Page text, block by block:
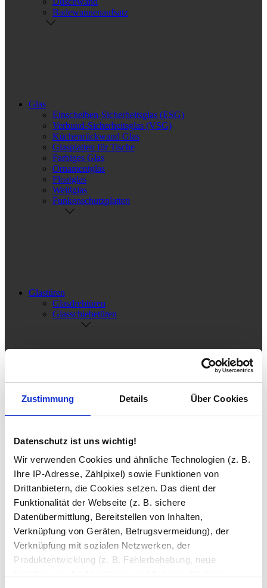
Zustimmung Details Über Cookies
Datenschutz ist uns wichtig!
Wir verwenden Cookies und ähnliche Technologien (z. B.
Ihre IP-Adresse, Zählpixel) sowie Funktionen von
Drittanbietern, die Cookies setzen. Das dient der
Funktionalität der Webseite (z. B. sichere
Datenübermittlung, Bereitstellen von Inhalten,
Verknüpfung von Geräten, Betrugsvermeidung), der
Verknüpfung mit sozialen Netzwerken, der
Produktentwicklung (z. B. Fehlerbehebung, neue
Badewannenaufsatz
Glas
Einscheiben-Sicherheitsglas (ESG)
Verbund-Sicherheitsglas (VSG)
Küchenrückwand Glas
Glasplatten für Tische
Farbiges Glas
Ornamentglas
Floatglas
Weißglas
Funkenschutzplatten
Glastüren
Glasdrehtüren
Glasschiebetüren
Klimaanlagen
Mobile Klimaanlagen
Zubehör